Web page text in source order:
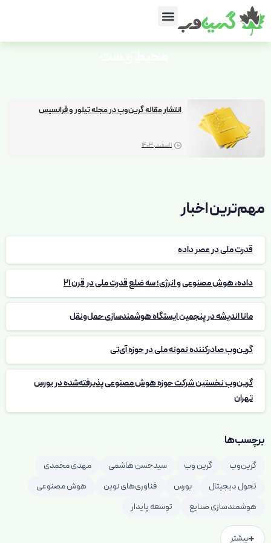
انتشار مقاله گرین‌وب در مجله تیلور و فرانسیس
1 اسفند, 1403
مهم‌ترین اخبار
قدرت ملی در عصر داده
داده، هوش مصنوعی و انرژی؛ سه ضلع قدرت ملی در قرن 21
مانا اندیشه در پنجمین ایستگاه هوشمندسازی حمل‌ونقل
گرین‌وب صادرکننده نمونه ملی در حوزه آی‌تی
گرین‌وب نخستین شرکت حوزه هوش مصنوعی پذیرفته‌شده در بورس
تهران
برچسب‌ها
گرین‌وب گرین وب سیدحسن هاشمی
مهدی محمدی
تحول دیجیتال
بورس فناوری‌های نوین
هوش مصنوعی
هوشمندسازی صنایع
توسعه پایدار
+بیشتر